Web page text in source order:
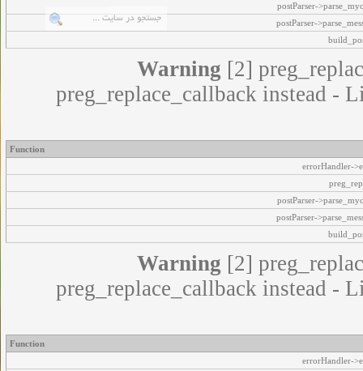
postParser-
postParser-
Warning [2]
preg_replace_callback instead -
Function
errorHandler-
postParser-
postParser-
Warning [2]
preg_replace_callback instead -
Function
errorHandler-